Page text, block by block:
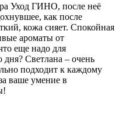
Уход ГИНО, после неё
как после
кожа сияет. Спокойная
ароматы от
еще надо для
дня? Светлана – очень
подходит к каждому
ваше умение в